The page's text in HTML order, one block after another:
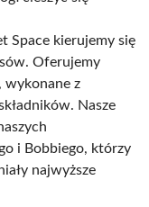
Space kierujemy się
Oferujemy
wykonane z
Nasze
i Bobbiego, którzy
najwyższe